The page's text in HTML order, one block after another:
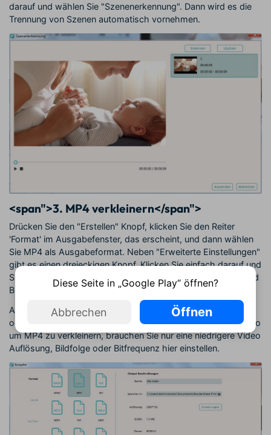
darauf und wählen Sie "Szenenerkennung". Dann wird es die
Trennung von Szenen automatisch vornehmen.
<span">3. MP4 verkleinern</span">
Drücken Sie den "Erstellen" Knopf, klicken Sie den Reiter
'Format' im Ausgabefenster, das erscheint, und dann wählen
Sie MP4 als Ausgabeformat. Neben "Erweiterte Einstellungen"
gibt es einen dreieckigen Knopf. Klicken Sie einfach darauf und
Sie sehen einige Optionen wie Video-Auflösung, Bildfolge und
Bitfrequenz usw.
Allgemein gesprochen, je niedriger die Auflösung, Bildfolge,
oder Bitfrequenz das MP4 Video hat, desto kleiner ist es. Also
um MP4 zu verkleinern, brauchen Sie nur eine niedrigere Video
Auflösung, Bildfolge oder Bitfrequenz hier einstellen.
Diese Seite in „Google Play“ öffnen?
Abbrechen Öffnen